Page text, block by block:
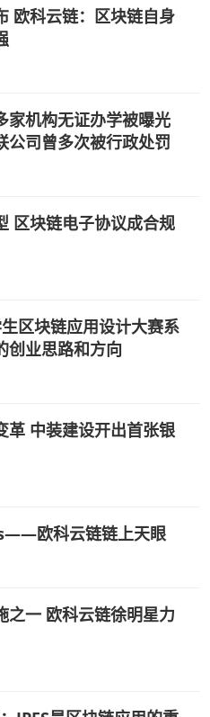
欧科云链：区块链自身
家机构无证办学被曝光
公司曾多次被行政处罚
区块链电子协议成合规
区块链应用设计大赛系
创业思路和方向
革 中装建设开出首张银
欧科云链链上天眼
之一 欧科云链徐明星力